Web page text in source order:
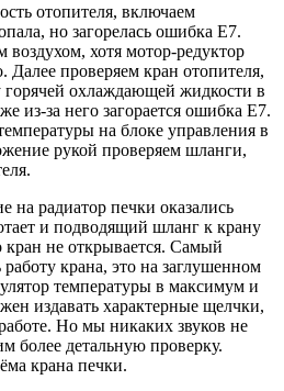
отопителя, включаем
но загорелась ошибка Е7.
хотя мотор-редуктор
Далее проверяем кран отопителя,
горячей охлаждающей жидкости в
из-за него загорается ошибка E7.
на блоке управления в
рукой проверяем шланги,
на радиатор печки оказались
и подводящий шланг к крану
кран не открывается. Самый
крана, это на заглушенном
температуры в максимум и
издавать характерные щелчки,
Но мы никаких звуков не
более детальную проверку.
крана печки.